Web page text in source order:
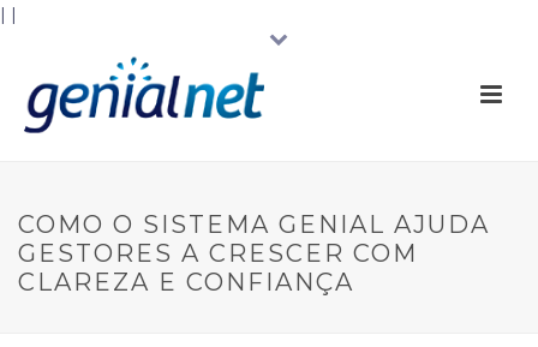
| |
COMO O SISTEMA GENIAL AJUDA
GESTORES A CRESCER COM
CLAREZA E CONFIANÇA